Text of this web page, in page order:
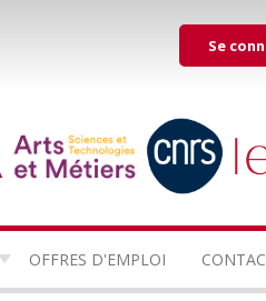
Menu
du
de
Se
OFFRES D'EMPLOI